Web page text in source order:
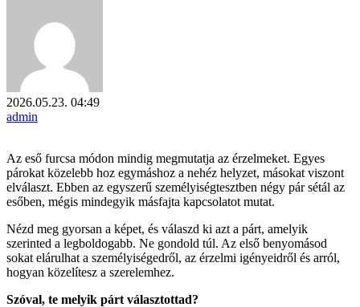
2026.05.23. 04:49
admin
Az eső furcsa módon mindig megmutatja az érzelmeket. Egyes
párokat közelebb hoz egymáshoz a nehéz helyzet, másokat viszont
elválaszt. Ebben az egyszerű személyiségtesztben négy pár sétál az
esőben, mégis mindegyik másfajta kapcsolatot mutat.
Nézd meg gyorsan a képet, és válaszd ki azt a párt, amelyik
szerinted a legboldogabb. Ne gondold túl. Az első benyomásod
sokat elárulhat a személyiségedről, az érzelmi igényeidről és arról,
hogyan közelítesz a szerelemhez.
Szóval, te melyik párt választottad?